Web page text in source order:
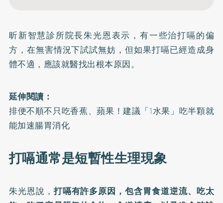
昕新智慧診所院長朱光恩表示，有一些治打嗝的偏
方，在無害情況下試試無妨，但如果打嗝已經造成身
體不適，應該就醫找出根本原因。
延伸閱讀：
排便不順不只吃香蕉、蘋果！建議「1水果」吃半顆就
能加速腸胃消化
打嗝通常是短暫性生理現象
朱光恩說， 打嗝有許多原因，包含胃食道逆流、吃太